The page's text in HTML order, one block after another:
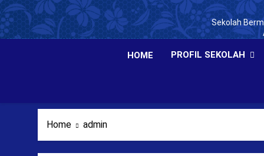
Sekolah
HOME PROFIL SEKOLAH
Home admin